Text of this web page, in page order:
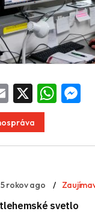
Email WhatsApp
5 rokov ago
svetlo